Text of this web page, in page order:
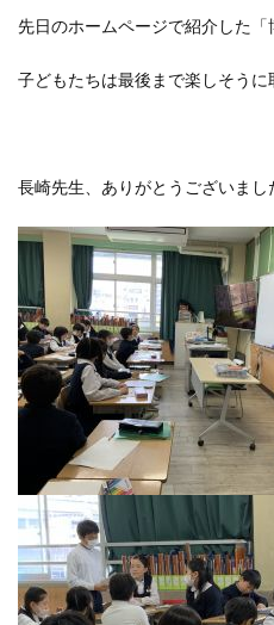
先日のホームページで紹介した「
子どもたちは最後まで楽しそうに
長崎先生、ありがとうございまし